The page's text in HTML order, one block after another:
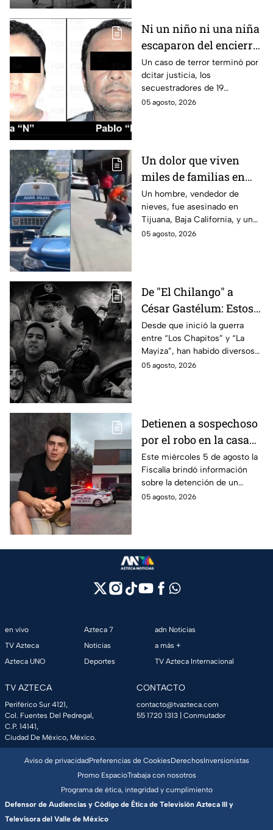
Ni un niño ni una niña
escaparon del encierro:
así cayó la pareja que
retenía a 19 migrantes
en Puebla
Un caso de terror terminó por
dcitar justicia, los
secuestradores de 19
migrantes recibieron una
05 agosto, 2026
Un dolor que viven
miles de familias en
México: Así se
enteraron los
familiares de un
vendedor de nieves de
Un hombre, vendedor de
nieves, fue asesinado en
Tijuana, Baja California, y un
reportero captó el momento
05 agosto, 2026
De "El Chilango" a
César Gastélum: Estos
son los 10 influencers
asesinados por la
guerra entre "Los
Chapitos" y "La Mayiza"
Desde que inició la guerra
entre “Los Chapitos” y “La
Mayiza”, han habido diversos
asesinatos, entre ellos los de
05 agosto, 2026
Detienen a sospechoso
por el robo en la casa
de Karely Ruiz
Este miércoles 5 de agosto la
Fiscalía brindó información
sobre la detención de un
presunto responsable en el
05 agosto, 2026
en vivo
TV Azteca
Azteca UNO
Azteca 7
Noticias
Deportes
adn Noticias
a más +
TV Azteca Internacional
TV AZTECA
Periférico Sur 4121,
Col. Fuentes Del Pedregal,
C.P. 14141,
Ciudad De México, México.
CONTACTO
contacto@tvazteca.com
55 1720 1313 | Conmutador
Aviso de privacidadPreferencias de CookiesDerechosInversionistas
Promo EspacioTrabaja con nosotros
Programa de ética, integridad y cumplimiento
Defensor de Audiencias y Código de Ética de Televisión Azteca III y
Televisora del Valle de México